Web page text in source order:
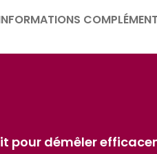
pour démêler